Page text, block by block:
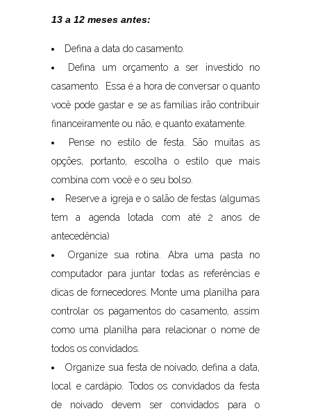
13 a 12 meses antes:
Defina a data do casamento.
Defina um orçamento a ser investido no
casamento. Essa é a hora de conversar o quanto
você pode gastar e se as famílias irão contribuir
financeiramente ou não, e quanto exatamente.
Pense no estilo de festa. São muitas as
opções, portanto, escolha o estilo que mais
combina com você e o seu bolso.
Reserve a igreja e o salão de festas (algumas
tem a agenda lotada com até 2 anos de
antecedência)
Organize sua rotina. Abra uma pasta no
computador para juntar todas as referências e
dicas de fornecedores. Monte uma planilha para
controlar os pagamentos do casamento, assim
como uma planilha para relacionar o nome de
todos os convidados.
Organize sua festa de noivado, defina a data,
local e cardápio. Todos os convidados da festa
de noivado devem ser convidados para o